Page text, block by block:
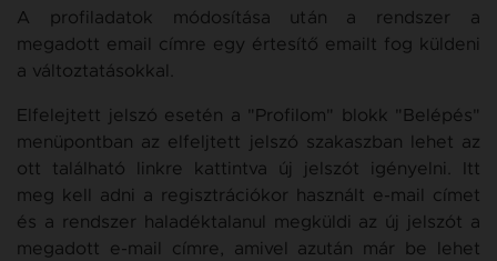
A profiladatok módosítása után a rendszer a
megadott email címre egy értesítő emailt fog küldeni
a változtatásokkal.
Elfelejtett jelszó esetén a "Profilom" blokk "Belépés"
menüpontban az elfeljtett jelszó szakaszban lehet az
ott található linkre kattintva új jelszót igényelni. Itt
meg kell adni a regisztrációkor használt e-mail címet
és a rendszer haladéktalanul megküldi az új jelszót a
megadott e-mail címre, amivel azután már be lehet